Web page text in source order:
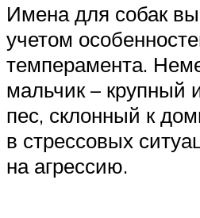
Имена для собак
учетом
темперамента.
мальчик – крупный
пес, склонный к
в стрессовых
на агрессию.